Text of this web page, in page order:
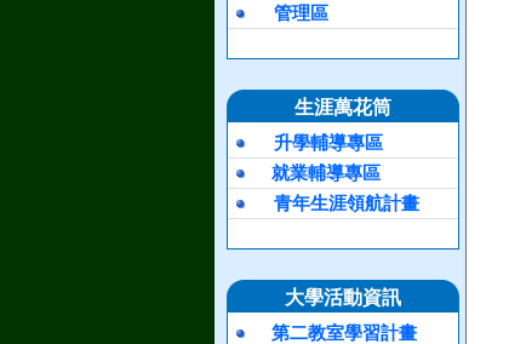
管理區
生涯萬花筒
升學輔導專區
就業輔導專區
青年生涯領航計畫
大學活動資訊
第二教室學習計畫